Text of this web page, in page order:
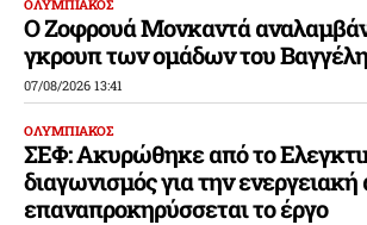
ΟΛΥΜΠΙΑΚΟΣ
Ο Ζοφρουά Μονκαντά
γκρουπ των ομάδων του
07/08/2026 13:41
ΟΛΥΜΠΙΑΚΟΣ
ΣΕΦ: Ακυρώθηκε από το
διαγωνισμός για την
επαναπροκηρύσσεται το έργο